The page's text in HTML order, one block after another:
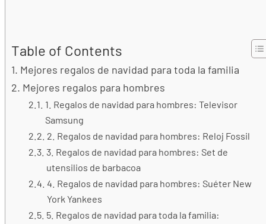
Table of Contents
Mejores regalos de navidad para toda la familia
Mejores regalos para hombres
1. Regalos de navidad para hombres: Televisor
Samsung
2. Regalos de navidad para hombres: Reloj Fossil
3. Regalos de navidad para hombres: Set de
utensilios de barbacoa
4. Regalos de navidad para hombres: Suéter New
York Yankees
5. Regalos de navidad para toda la familia: